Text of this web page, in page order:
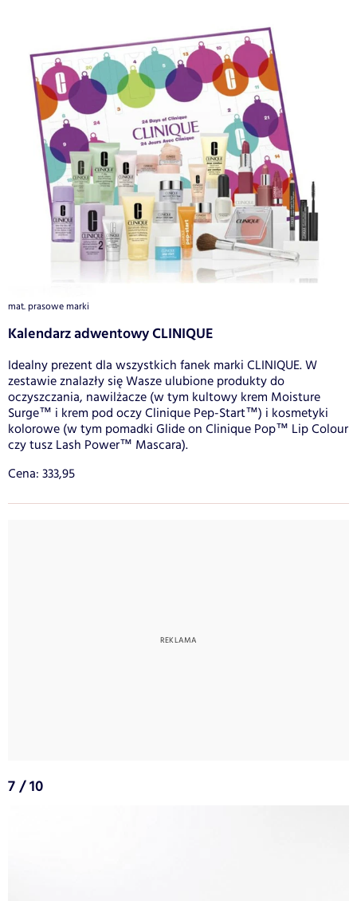
mat. prasowe marki
Kalendarz adwentowy CLINIQUE
Idealny prezent dla wszystkich fanek marki CLINIQUE. W
zestawie znalazły się Wasze ulubione produkty do
oczyszczania, nawilżacze (w tym kultowy krem Moisture
Surge™ i krem pod oczy Clinique Pep-Start™) i kosmetyki
kolorowe (w tym pomadki Glide on Clinique Pop™ Lip Colour
czy tusz Lash Power™ Mascara).
Cena: 333,95
7 / 10